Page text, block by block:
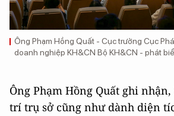
Ông Phạm Hồng Quất - Cục trưởng Cục
doanh nghiệp KH&CN Bộ KH&CN - phát
Ông Phạm Hồng Quất ghi
trí trụ sở cũng như dành diện